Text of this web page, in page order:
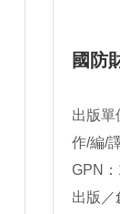
國防
出版單
作/編/
GPN
出版／